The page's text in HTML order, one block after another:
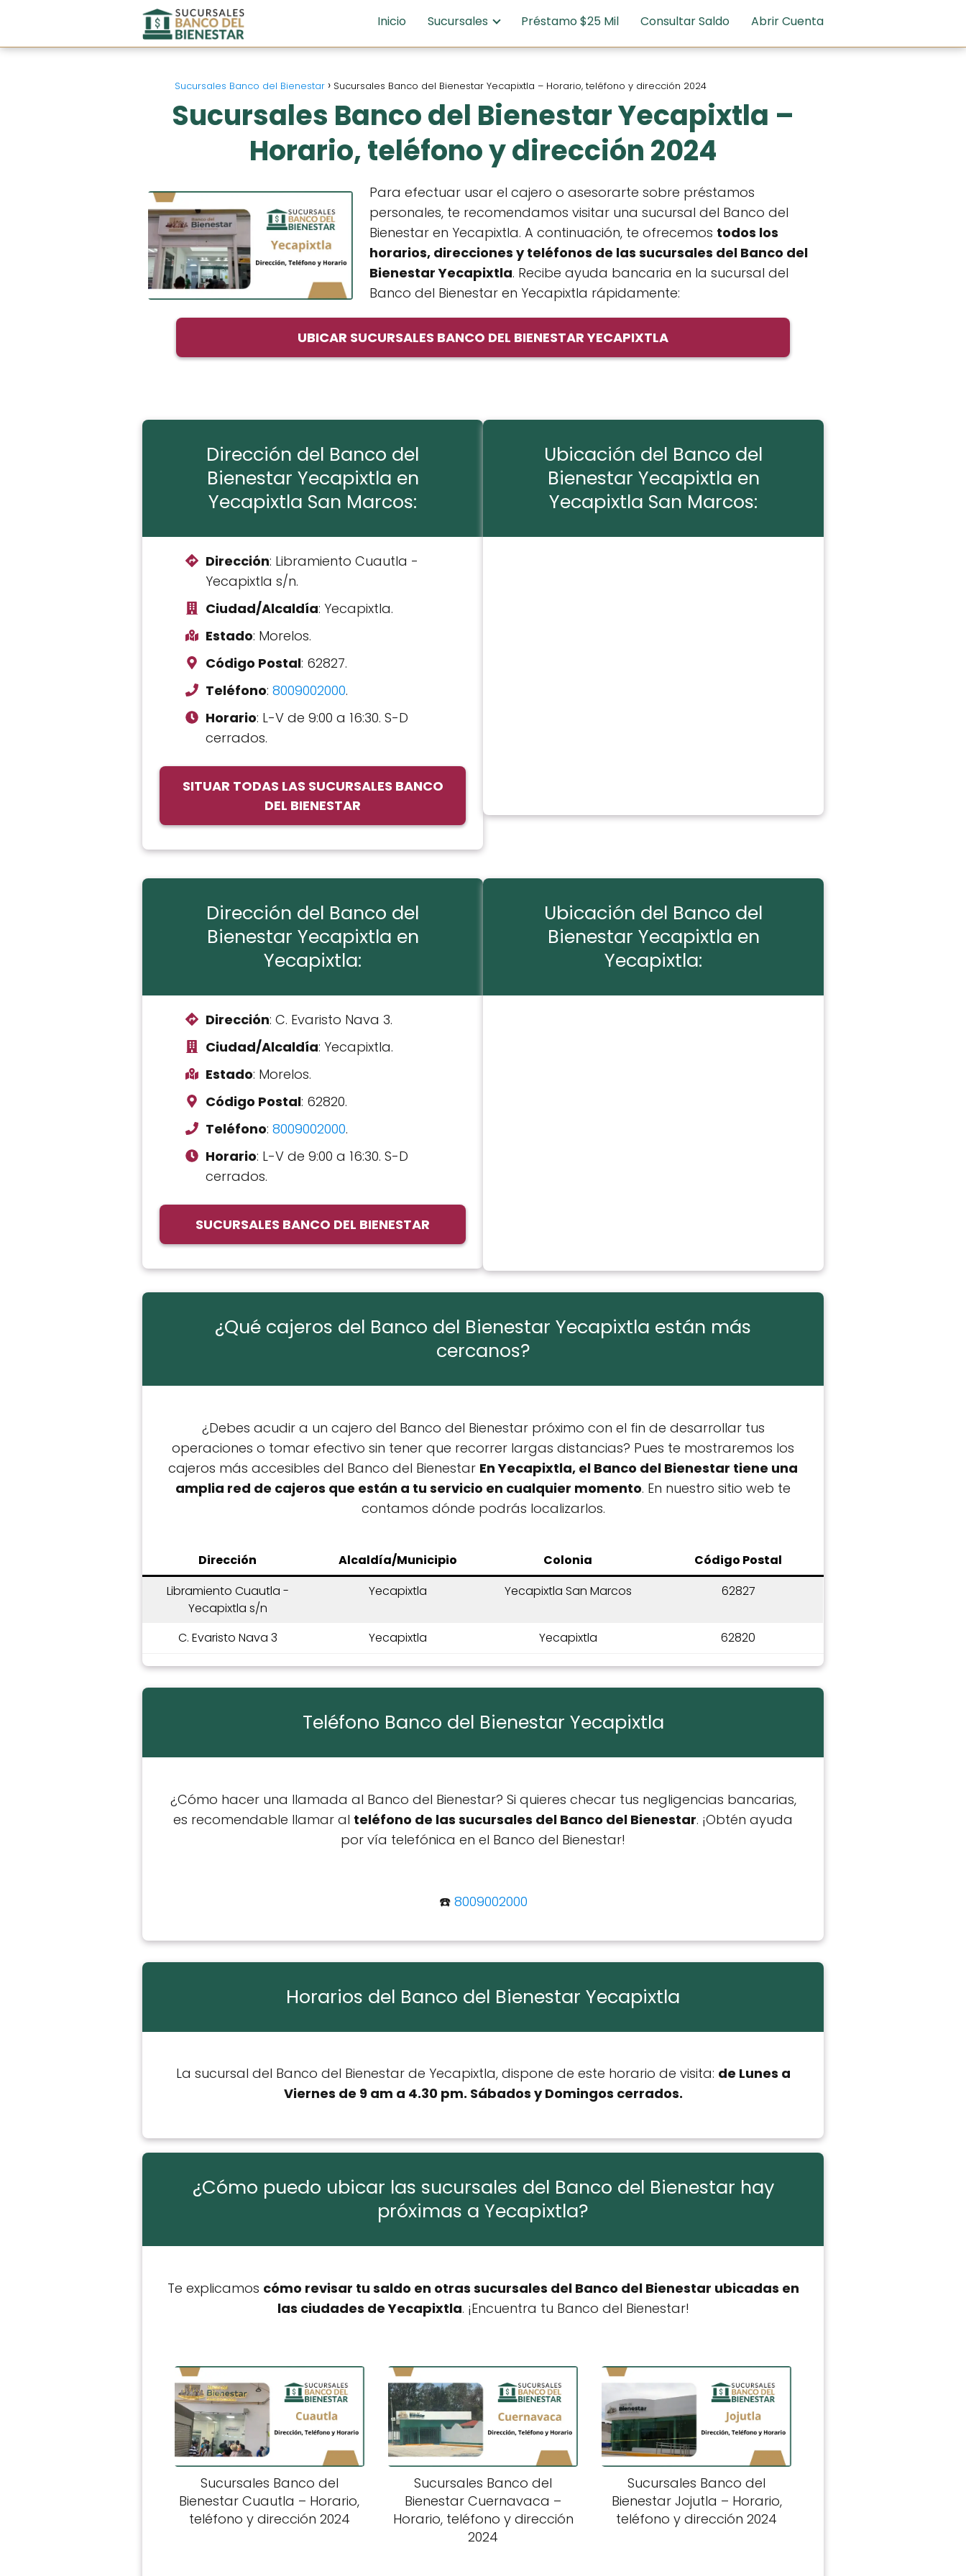
Inicio Sucursales Préstamo $25 Mil Consultar Saldo Abrir Cuenta
Sucursales Banco del Bienestar Sucursales Banco del Bienestar Yecapixtla – Horario, teléfono y dirección 2024
Sucursales Banco del Bienestar Yecapixtla –
Horario, teléfono y dirección 2024
Para efectuar usar el cajero o asesorarte sobre préstamos
personales, te recomendamos visitar una sucursal del Banco del
Bienestar en Yecapixtla. A continuación, te ofrecemos todos los
horarios, direcciones y teléfonos de las sucursales del Banco del
Bienestar Yecapixtla. Recibe ayuda bancaria en la sucursal del
Banco del Bienestar en Yecapixtla rápidamente:
UBICAR SUCURSALES BANCO DEL BIENESTAR YECAPIXTLA
Dirección del Banco del
Bienestar Yecapixtla en
Yecapixtla San Marcos:
Dirección: Libramiento Cuautla -
Yecapixtla s/n.
Ciudad/Alcaldía: Yecapixtla.
Estado: Morelos.
Código Postal: 62827.
Teléfono: 8009002000.
Horario: L-V de 9:00 a 16:30. S-D
cerrados.
SITUAR TODAS LAS SUCURSALES BANCO
DEL BIENESTAR
Ubicación del Banco del
Bienestar Yecapixtla en
Yecapixtla San Marcos:
Dirección del Banco del
Bienestar Yecapixtla en
Yecapixtla:
Dirección: C. Evaristo Nava 3.
Ciudad/Alcaldía: Yecapixtla.
Estado: Morelos.
Código Postal: 62820.
Teléfono: 8009002000.
Horario: L-V de 9:00 a 16:30. S-D
cerrados.
SUCURSALES BANCO DEL BIENESTAR
Ubicación del Banco del
Bienestar Yecapixtla en
Yecapixtla:
¿Qué cajeros del Banco del Bienestar Yecapixtla están más
cercanos?
¿Debes acudir a un cajero del Banco del Bienestar próximo con el fin de desarrollar tus
operaciones o tomar efectivo sin tener que recorrer largas distancias? Pues te mostraremos los
cajeros más accesibles del Banco del Bienestar En Yecapixtla, el Banco del Bienestar tiene una
amplia red de cajeros que están a tu servicio en cualquier momento. En nuestro sitio web te
contamos dónde podrás localizarlos.
Dirección Alcaldía/Municipio Colonia Código Postal
Libramiento Cuautla -
Yecapixtla s/n
Yecapixtla Yecapixtla San Marcos 62827
C. Evaristo Nava 3 Yecapixtla Yecapixtla 62820
Teléfono Banco del Bienestar Yecapixtla
¿Cómo hacer una llamada al Banco del Bienestar? Si quieres checar tus negligencias bancarias,
es recomendable llamar al teléfono de las sucursales del Banco del Bienestar. ​​¡Obtén ayuda
por vía telefónica en el Banco del Bienestar!
☎️ 8009002000
Horarios del Banco del Bienestar Yecapixtla
La sucursal del Banco del Bienestar de Yecapixtla, dispone de este horario de visita: de Lunes a
Viernes de 9 am a 4.30 pm. Sábados y Domingos cerrados.
¿Cómo puedo ubicar las sucursales del Banco del Bienestar hay
próximas a Yecapixtla?
Te explicamos cómo revisar tu saldo en otras sucursales del Banco del Bienestar ubicadas en
las ciudades de Yecapixtla. ¡Encuentra tu Banco del Bienestar!
Sucursales Banco del
Bienestar Cuautla – Horario,
teléfono y dirección 2024
Sucursales Banco del
Bienestar Cuernavaca –
Horario, teléfono y dirección
2024
Sucursales Banco del
Bienestar Jojutla – Horario,
teléfono y dirección 2024